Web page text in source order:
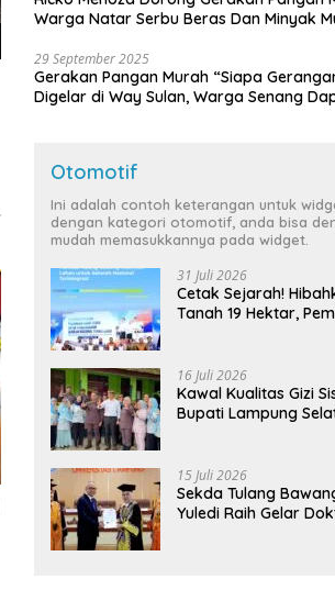
Warga Natar Serbu Beras Dan Minyak
29 September 2025
Gerakan Pangan Murah “Siapa
Digelar di Way Sulan, Warga Senang
Otomotif
Ini adalah contoh keterangan untuk
dengan kategori otomotif, anda bisa
mudah memasukkannya pada widget.
31 Juli 2026
Cetak Sejarah!
Tanah 19 Hektar,
Terintegrasi Pertama
Lampung
16 Juli 2026
Kawal Kualitas Gizi
Bupati Lampung
Bergizi Gratis di Natar
15 Juli 2026
Sekda Tulang
Yuledi Raih Gelar